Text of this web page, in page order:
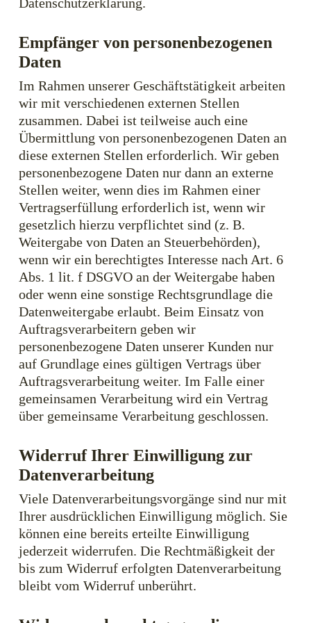
Empfänger von personenbezogenen
Daten
Im Rahmen unserer Geschäftstätigkeit arbeiten
wir mit verschiedenen externen Stellen
zusammen. Dabei ist teilweise auch eine
Übermittlung von personenbezogenen Daten an
diese externen Stellen erforderlich. Wir geben
personenbezogene Daten nur dann an externe
Stellen weiter, wenn dies im Rahmen einer
Vertragserfüllung erforderlich ist, wenn wir
gesetzlich hierzu verpflichtet sind (z. B.
Weitergabe von Daten an Steuerbehörden),
wenn wir ein berechtigtes Interesse nach Art. 6
Abs. 1 lit. f DSGVO an der Weitergabe haben
oder wenn eine sonstige Rechtsgrundlage die
Datenweitergabe erlaubt. Beim Einsatz von
Auftragsverarbeitern geben wir
personenbezogene Daten unserer Kunden nur
auf Grundlage eines gültigen Vertrags über
Auftragsverarbeitung weiter. Im Falle einer
gemeinsamen Verarbeitung wird ein Vertrag
über gemeinsame Verarbeitung geschlossen.
Widerruf Ihrer Einwilligung zur
Datenverarbeitung
Viele Datenverarbeitungsvorgänge sind nur mit
Ihrer ausdrücklichen Einwilligung möglich. Sie
können eine bereits erteilte Einwilligung
jederzeit widerrufen. Die Rechtmäßigkeit der
bis zum Widerruf erfolgten Datenverarbeitung
bleibt vom Widerruf unberührt.